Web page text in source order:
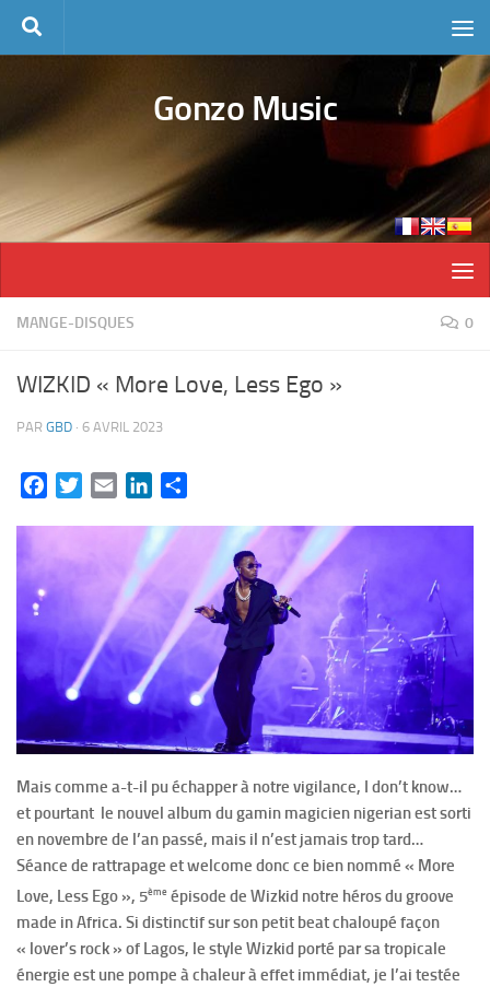
Skip to content
Gonzo Music
MANGE-DISQUES 0
WIZKID « More Love, Less Ego »
PAR GBD · 6 AVRIL 2023
FacebookTwitterEmail LinkedIn
Mais comme a-t-il pu échapper à notre vigilance, I don’t know…
et pourtant le nouvel album du gamin magicien nigerian est sorti
en novembre de l’an passé, mais il n’est jamais trop tard…
Séance de rattrapage et welcome donc ce bien nommé « More
Love, Less Ego », 5ème épisode de Wizkid notre héros du groove
made in Africa. Si distinctif sur son petit beat chaloupé façon
« lover’s rock » of Lagos, le style Wizkid porté par sa tropicale
énergie est une pompe à chaleur à effet immédiat, je l’ai testée